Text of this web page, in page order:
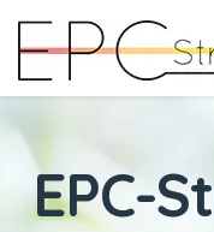
EPC-